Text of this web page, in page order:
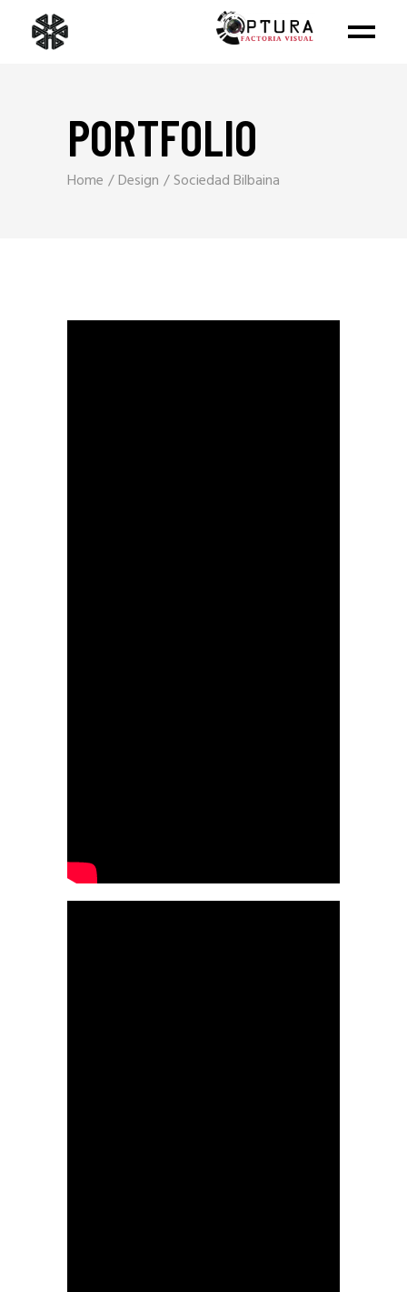
PORTFOLIO
Home Design Sociedad Bilbaina